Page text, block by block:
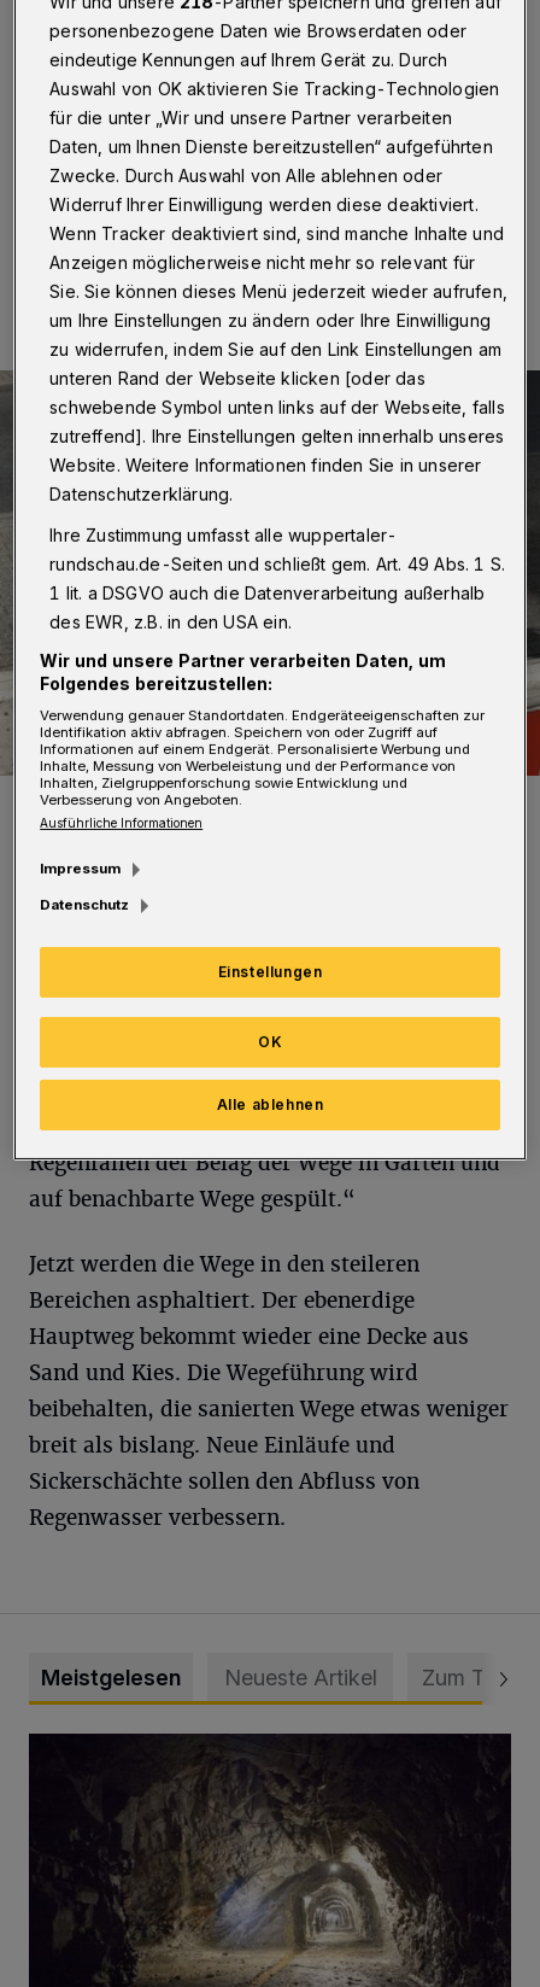
Wuppertal· Derzeit werden Wege im Schönebecker
Busch saniert. Der Grund ist nach Angaben der
Verwaltung, dass an vielen Stellen mit größerem Gefälle
die Wegedecke ausgespült wurde. Je nach Witterung
dauern die Arbeiten noch rund einen Monat.
28.10.2024 , 13:00 Uhr Eine Minute Lesezeit
Symbolbild.
Foto: Wuppertaler Rundschau / jak
Deshalb sei die Verkehrssicherheit nicht
ausreichend gewährleistet: „So war es zum
Beispiel schwierig, die Wege mit einem
nutzen. Außerdem wurde bei starken
Regenfällen der Belag der Wege in Gärten und
auf benachbarte Wege gespült.“
Jetzt werden die Wege in den steileren
Bereichen asphaltiert. Der ebenerdige
Hauptweg bekommt wieder eine Decke aus
Sand und Kies. Die Wegeführung wird
beibehalten, die sanierten Wege etwas weniger
breit als bislang. Neue Einläufe und
Sickerschächte sollen den Abfluss von
Regenwasser verbessern.
Meistgelesen Neueste Artikel Zum Thema
personenbezogene Daten wie Browserdaten oder
eindeutige Kennungen auf Ihrem Gerät zu. Durch
Auswahl von OK aktivieren Sie Tracking-Technologien
für die unter „Wir und unsere Partner verarbeiten
Daten, um Ihnen Dienste bereitzustellen“ aufgeführten
Zwecke. Durch Auswahl von Alle ablehnen oder
Widerruf Ihrer Einwilligung werden diese deaktiviert.
Wenn Tracker deaktiviert sind, sind manche Inhalte und
Anzeigen möglicherweise nicht mehr so relevant für
Sie. Sie können dieses Menü jederzeit wieder aufrufen,
um Ihre Einstellungen zu ändern oder Ihre Einwilligung
zu widerrufen, indem Sie auf den Link Einstellungen am
unteren Rand der Webseite klicken [oder das
schwebende Symbol unten links auf der Webseite, falls
zutreffend]. Ihre Einstellungen gelten innerhalb unseres
Website. Weitere Informationen finden Sie in unserer
Datenschutzerklärung.
Ihre Zustimmung umfasst alle wuppertaler-
rundschau.de-Seiten und schließt gem. Art. 49 Abs. 1 S.
1 lit. a DSGVO auch die Datenverarbeitung außerhalb
des EWR, z.B. in den USA ein.
Wir und unsere Partner verarbeiten Daten, um
Folgendes bereitzustellen:
Verwendung genauer Standortdaten. Endgeräteeigenschaften zur
Identifikation aktiv abfragen. Speichern von oder Zugriff auf
Informationen auf einem Endgerät. Personalisierte Werbung und
Inhalte, Messung von Werbeleistung und der Performance von
Inhalten, Zielgruppenforschung sowie Entwicklung und
Verbesserung von Angeboten.
Ausführliche Informationen
Impressum
Datenschutz
Einstellungen
Alle ablehnen
OK